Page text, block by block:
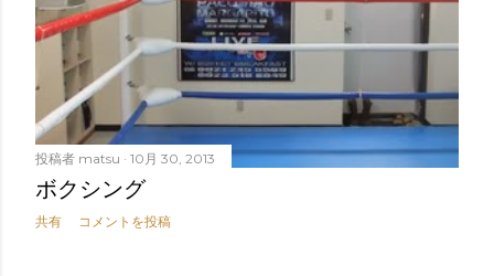
投稿者 matsu 10月 30, 2013
ボクシング
共有 コメントを投稿